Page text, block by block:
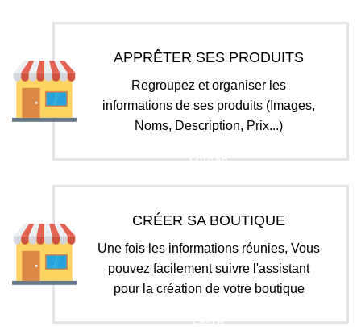
APPRÊTER SES PRODUITS
Regroupez et organiser les
informations de ses produits (Images,
Noms, Description, Prix...)
CHOISIR
CRÉER SA BOUTIQUE
Une fois les informations réunies, Vous
pouvez facilement suivre l'assistant
pour la création de votre boutique
CRÉER